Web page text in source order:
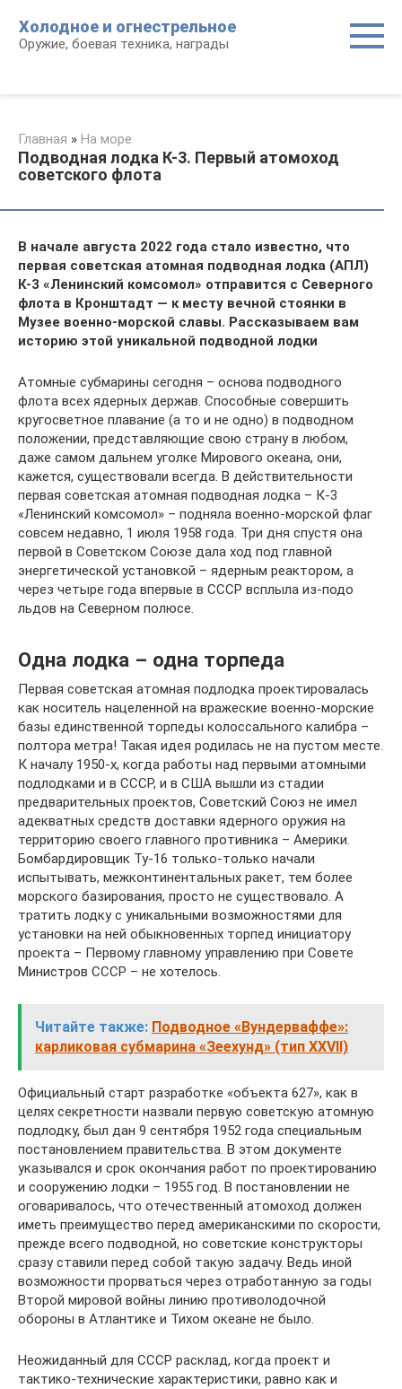
контенту
Холодное и огнестрельное
Оружие, боевая техника, награды
Главная » На море
Подводная лодка К-3. Первый атомоход
советского флота
В начале августа 2022 года стало известно, что
первая советская атомная подводная лодка (АПЛ)
К-3 «Ленинский комсомол» отправится с Северного
флота в Кронштадт — к месту вечной стоянки в
Музее военно-морской славы. Рассказываем вам
историю этой уникальной подводной лодки
Атомные субмарины сегодня – основа подводного
флота всех ядерных держав. Способные совершить
кругосветное плавание (а то и не одно) в подводном
положении, представляющие свою страну в любом,
даже самом дальнем уголке Мирового океана, они,
кажется, существовали всегда. В действительности
первая советская атомная подводная лодка – К-3
«Ленинский комсомол» – подняла военно-морской флаг
совсем недавно, 1 июля 1958 года. Три дня спустя она
первой в Советском Союзе дала ход под главной
энергетической установкой – ядерным реактором, а
через четыре года впервые в СССР всплыла из-подо
льдов на Северном полюсе.
Одна лодка – одна торпеда
Первая советская атомная подлодка проектировалась
как носитель нацеленной на вражеские военно-морские
базы единственной торпеды колоссального калибра –
полтора метра! Такая идея родилась не на пустом месте.
К началу 1950-х, когда работы над первыми атомными
подлодками и в СССР, и в США вышли из стадии
предварительных проектов, Советский Союз не имел
адекватных средств доставки ядерного оружия на
территорию своего главного противника – Америки.
Бомбардировщик Ту-16 только-только начали
испытывать, межконтинентальных ракет, тем более
морского базирования, просто не существовало. А
тратить лодку с уникальными возможностями для
установки на ней обыкновенных торпед инициатору
проекта – Первому главному управлению при Совете
Министров СССР – не хотелось.
Читайте также: Подводное «Вундерваффе»:
карликовая субмарина «Зеехунд» (тип XXVII)
Официальный старт разработке «объекта 627», как в
целях секретности назвали первую советскую атомную
подлодку, был дан 9 сентября 1952 года специальным
постановлением правительства. В этом документе
указывался и срок окончания работ по проектированию
и сооружению лодки – 1955 год. В постановлении не
оговаривалось, что отечественный атомоход должен
иметь преимущество перед американскими по скорости,
прежде всего подводной, но советские конструкторы
сразу ставили перед собой такую задачу. Ведь иной
возможности прорваться через отработанную за годы
Второй мировой войны линию противолодочной
обороны в Атлантике и Тихом океане не было.
Неожиданный для СССР расклад, когда проект и
тактико-технические характеристики, равно как и